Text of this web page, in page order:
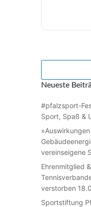
Neueste
#pfalzsport-
Sport, Spaß &
vereinseigene
Ehrenmitglied
verstorben
Sportstiftung